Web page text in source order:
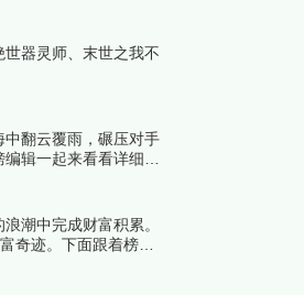
器灵师、末世之我不
翻云覆雨，碾压对手
辑一起来看看详细名
潮中完成财富积累。
奇迹。下面跟着榜中